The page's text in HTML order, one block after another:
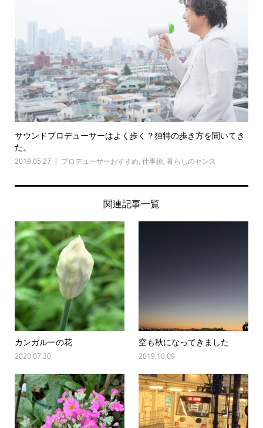
サウンドプロデューサーはよく歩く？独特の歩き方を聞いてき
た。
2019.05.27 プロデューサーおすすめ, 仕事術, 暮らしのセンス
関連記事一覧
カンガルーの花
2020.07.30
空も秋になってきました
2019.10.09